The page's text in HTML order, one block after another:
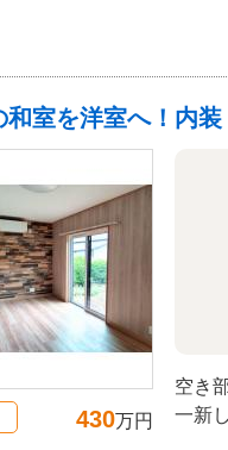
和室を洋室へ！内
430万円
空き
一新